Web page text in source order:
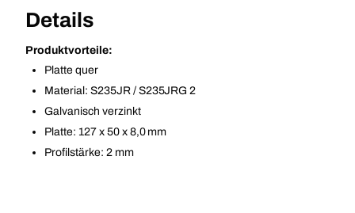
Details
Produktvorteile:
Platte quer
Material: S235JR / S235JRG 2
Galvanisch verzinkt
Platte: 127 x 50 x 8,0 mm
Profilstärke: 2 mm